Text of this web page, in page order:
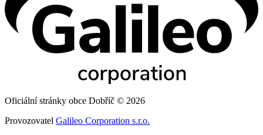
Oficiální stránky obce Dobříč © 2026
Provozovatel Galileo Corporation s.r.o.